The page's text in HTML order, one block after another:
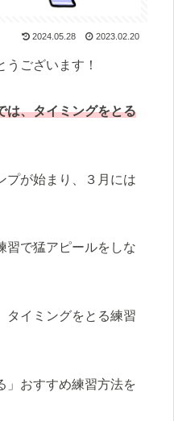
2024.05.28 2023.02.20
ございます！
は、タイミングをとる
プが始まり、３月には
習で猛アピールをしな
タイミングをとる練習
」おすすめ練習方法を